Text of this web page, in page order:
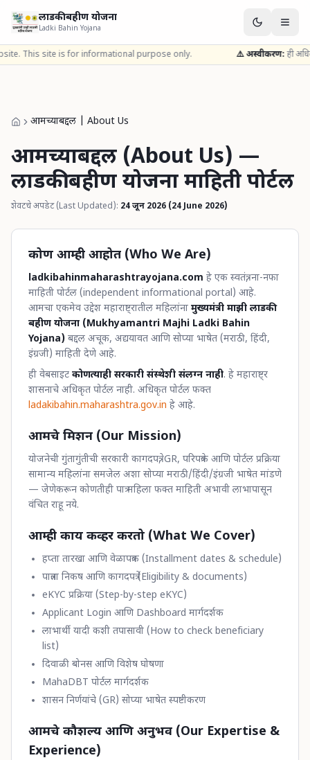
लाडकी बहीण योजना
Ladki Bahin Yojana
site is for informational purpose only. ⚠️ अस्वीकरण:ही अधिकृत
आमच्याबद्दल | About Us
आमच्याबद्दल (About Us) —
लाडकी बहीण योजना माहिती पोर्टल
शेवटचे अपडेट (Last Updated): 24 जून 2026 (24 June 2026)
कोण आम्ही आहोत (Who We Are)
ladkibahinmaharashtrayojana.com हे एक स्वतंत्र, ना-नफा
माहिती पोर्टल (independent informational portal) आहे.
आमचा एकमेव उद्देश महाराष्ट्रातील महिलांना मुख्यमंत्री माझी लाडकी
बहीण योजना (Mukhyamantri Majhi Ladki Bahin
Yojana) बद्दल अचूक, अद्ययावत आणि सोप्या भाषेत (मराठी, हिंदी,
इंग्रजी) माहिती देणे आहे.
ही वेबसाइट कोणत्याही सरकारी संस्थेशी संलग्न नाही. हे महाराष्ट्र
शासनाचे अधिकृत पोर्टल नाही. अधिकृत पोर्टल फक्त
ladakibahin.maharashtra.gov.in हे आहे.
आमचे मिशन (Our Mission)
योजनेची गुंतागुंतीची सरकारी कागदपत्रे, GR, परिपत्रके आणि पोर्टल प्रक्रिया
सामान्य महिलांना समजेल अशा सोप्या मराठी/हिंदी/इंग्रजी भाषेत मांडणे
— जेणेकरून कोणतीही पात्र महिला फक्त माहिती अभावी लाभापासून
वंचित राहू नये.
आम्ही काय कव्हर करतो (What We Cover)
हप्ता तारखा आणि वेळापत्रक (Installment dates & schedule)
पात्रता निकष आणि कागदपत्रे (Eligibility & documents)
eKYC प्रक्रिया (Step-by-step eKYC)
Applicant Login आणि Dashboard मार्गदर्शक
लाभार्थी यादी कशी तपासावी (How to check beneficiary
list)
दिवाळी बोनस आणि विशेष घोषणा
MahaDBT पोर्टल मार्गदर्शक
शासन निर्णयांचे (GR) सोप्या भाषेत स्पष्टीकरण
आमचे कौशल्य आणि अनुभव (Our Expertise &
Experience)